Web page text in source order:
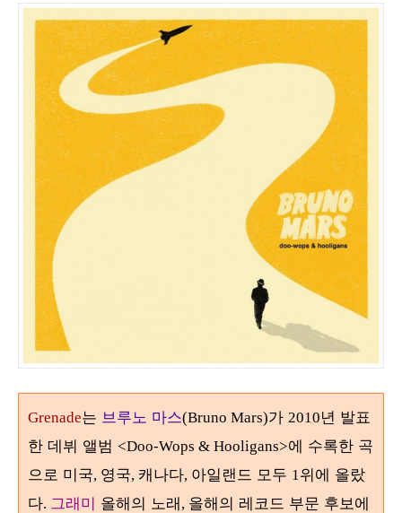
Grenade는 브루노 마스(Bruno Mars)가 2010년 발표
한 데뷔 앨범 <Doo-Wops & Hooligans>에 수록한 곡
으로 미국, 영국, 캐나다, 아일랜드 모두 1위에 올랐
다. 그래미 올해의 노래, 올해의 레코드 부문 후보에